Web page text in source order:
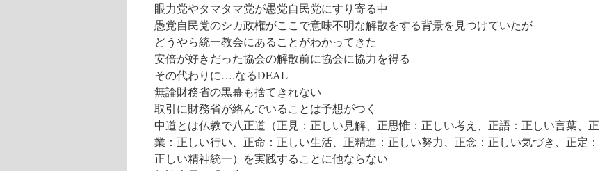
眼力党やタマタマ党が愚党自民党にすり寄る中
愚党自民党のシカ政権がここで意味不明な解散をする背景を見つけていたが
どうやら統一教会にあることがわかってきた
安倍が好きだった協会の解散前に協会に協力を得る
その代わりに….なるDEAL
無論財務省の黒幕も捨てきれない
取引に財務省が絡んでいることは予想がつく
中道とは仏教で八正道（正見：正しい見解、正思惟：正しい考え、正語：正しい言葉、正
業：正しい行い、正命：正しい生活、正精進：正しい努力、正念：正しい気づき、正定：
正しい精神統一）を実践することに他ならない